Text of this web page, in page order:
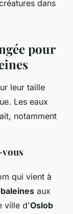
dans
pour
leur taille
Les eaux
notamment
vous
qui vient à
aux
ville d'Oslob